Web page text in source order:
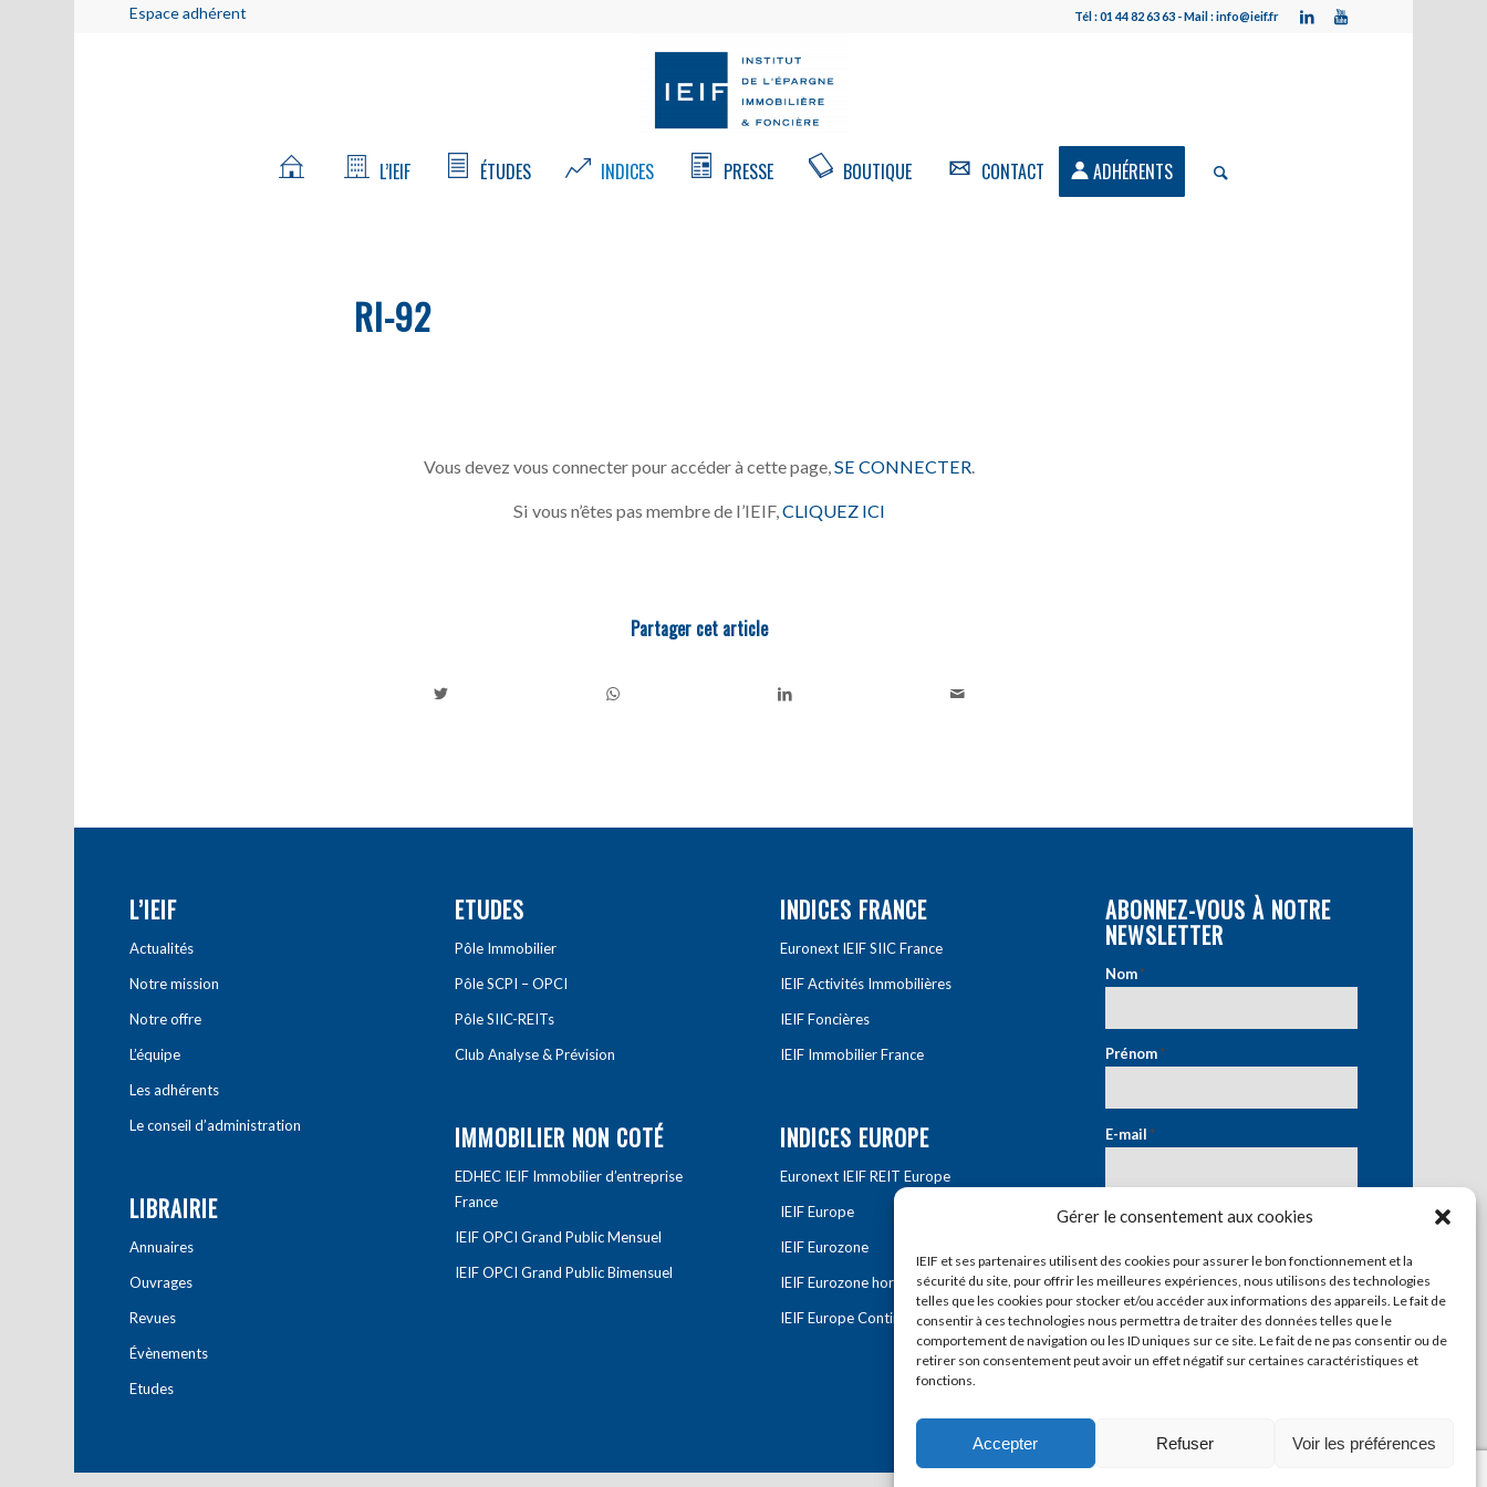
Gérer le consentement aux cookies
IEIF et ses partenaires utilisent des cookies pour assurer le bon fonctionnement et la
sécurité du site, pour offrir les meilleures expériences, nous utilisons des technologies
telles que les cookies pour stocker et/ou accéder aux informations des appareils. Le fait de
consentir à ces technologies nous permettra de traiter des données telles que le
comportement de navigation ou les ID uniques sur ce site. Le fait de ne pas consentir ou de
retirer son consentement peut avoir un effet négatif sur certaines caractéristiques et
fonctions.
Accepter Refuser Voir les préférences
Espace adhérent Tél : 01 44 82 63 63 - Mail : info@ieif.fr
L’IEIF ÉTUDES INDICES PRESSE BOUTIQUE CONTACT ADHÉRENTS
RI-92
Vous devez vous connecter pour accéder à cette page, SE CONNECTER
Si vous n’êtes pas membre de l’IEIF,CLIQUEZ ICI
Partager cet article
L’IEIF
Actualités
Notre mission
Notre offre
L’équipe
Les adhérents
Le conseil d’administration
LIBRAIRIE
Annuaires
Ouvrages
Revues
Évènements
Etudes
ETUDES
Pôle Immobilier
Pôle SCPI – OPCI
Pôle SIIC-REITs
Club Analyse & Prévision
IMMOBILIER NON COTÉ
EDHEC IEIF Immobilier d’entreprise
France
IEIF OPCI Grand Public Mensuel
IEIF OPCI Grand Public Bimensuel
INDICES FRANCE
Euronext IEIF SIIC France
IEIF Activités Immobilières
IEIF Foncières
IEIF Immobilier France
INDICES EUROPE
Euronext IEIF REIT Europe
IEIF Europe
IEIF Eurozone
IEIF Eurozone hors France
IEIF Europe Continentale
ABONNEZ-VOUS À NOTRE
NEWSLETTER
Nom*
Prénom*
E-mail*